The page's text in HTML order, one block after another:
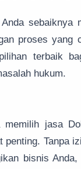
sebaiknya
proses yang
terbaik
hukum.
memilih jasa
penting. Tanpa
bisnis